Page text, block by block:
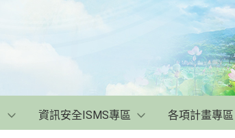
資訊安全ISMS專區 各項計畫專區